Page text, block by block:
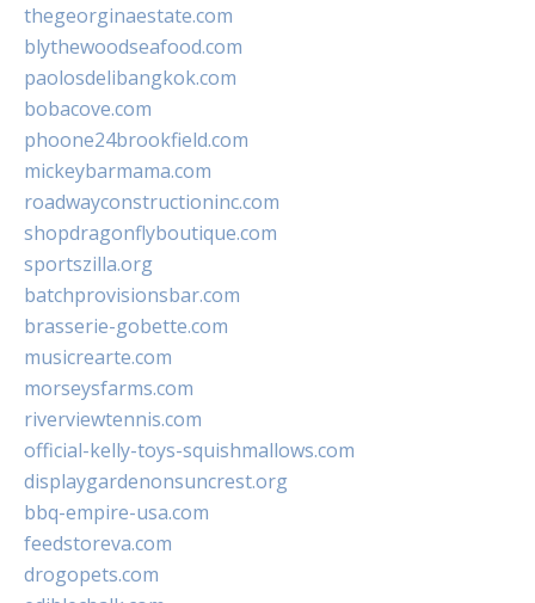
thegeorginaestate.com
blythewoodseafood.com
paolosdelibangkok.com
bobacove.com
phoone24brookfield.com
mickeybarmama.com
roadwayconstructioninc.com
shopdragonflyboutique.com
sportszilla.org
batchprovisionsbar.com
brasserie-gobette.com
musicrearte.com
morseysfarms.com
riverviewtennis.com
official-kelly-toys-squishmallows.com
displaygardenonsuncrest.org
bbq-empire-usa.com
feedstoreva.com
drogopets.com